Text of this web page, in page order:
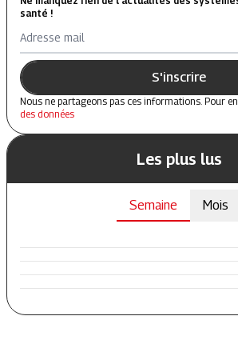
santé !
Adresse mail
S'inscrire
Nous ne partageons pas ces informations. Pour
des données
Les plus lus
Semaine Mois